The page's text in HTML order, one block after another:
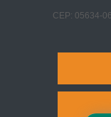
CEP: 05634-